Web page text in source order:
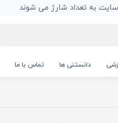
به تعداد شارژ می شوند
دانستنی ها تماس با ما